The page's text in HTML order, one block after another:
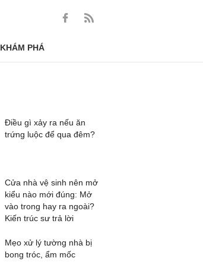
KHÁM PHÁ
Điều gì xảy ra nếu ăn
trứng luộc để qua đêm?
Cửa nhà vệ sinh nên mở
kiểu nào mới đúng: Mở
vào trong hay ra ngoài?
Kiến trúc sư trả lời
Mẹo xử lý tường nhà bị
bong tróc, ẩm mốc